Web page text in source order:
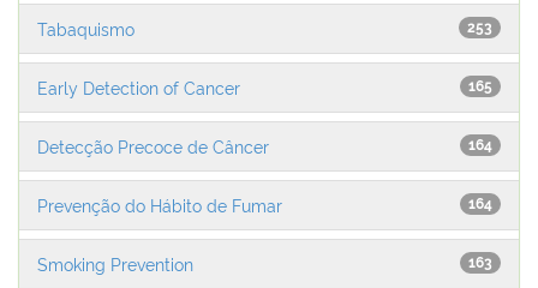
253
Tabaquismo
165
Early Detection of Cancer
164
Detecção Precoce de Câncer
164
Prevenção do Hábito de Fumar
163
Smoking Prevention